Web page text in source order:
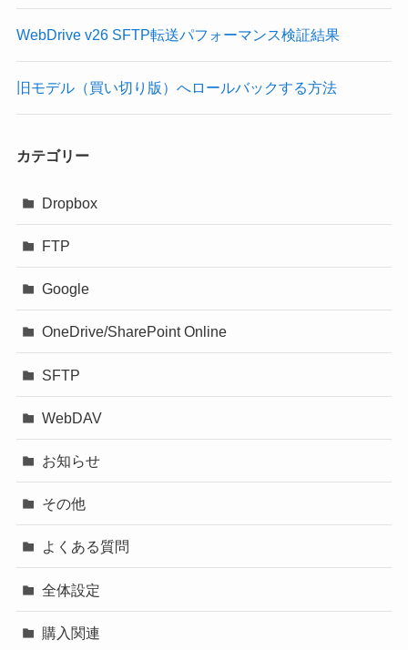
WebDrive v26 SFTP転送パフォーマンス検証結果
旧モデル（買い切り版）へロールバックする方法
カテゴリー
Dropbox
FTP
Google
OneDrive/SharePoint Online
SFTP
WebDAV
お知らせ
その他
よくある質問
全体設定
購入関連